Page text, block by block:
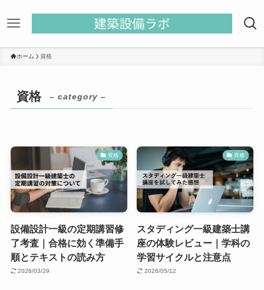
ホーム 資格
資格 – category –
資格
設備設計一級の定期講習修
了考査｜合格に効く準備手
順とテキストの読み方
2026/03/29
資格
スタディング一級建築士講
座の体験レビュー｜学科の
学習サイクルと注意点
2026/05/12